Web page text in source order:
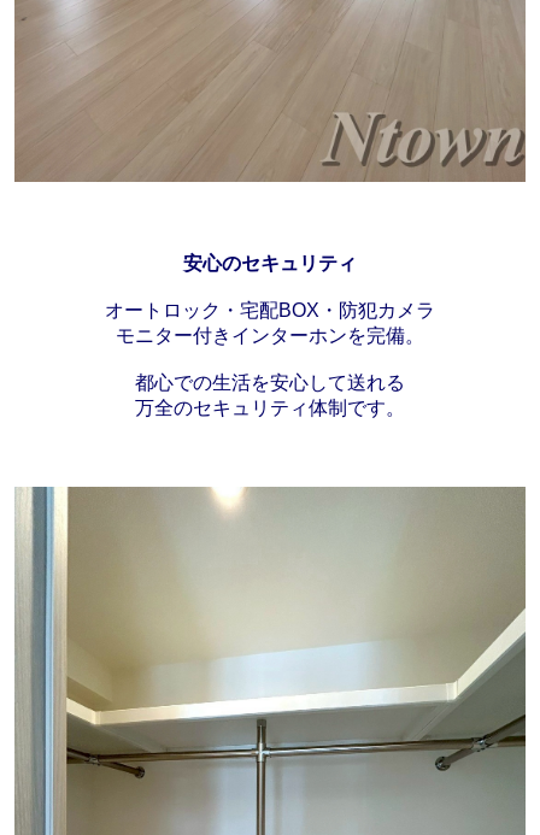
安心のセキュリティ
オートロック・宅配BOX・防犯カメラ
モニター付きインターホンを完備。
都心での生活を安心して送れる
万全のセキュリティ体制です。